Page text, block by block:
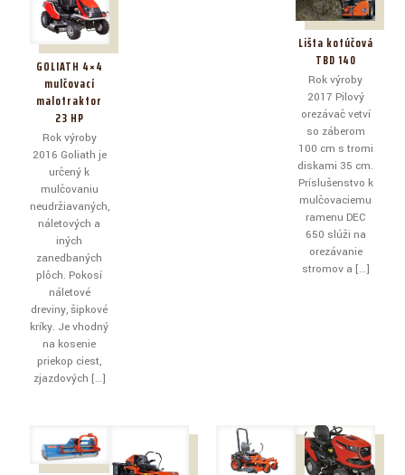
GOLIATH 4×4
mulčovací
malotraktor
23 HP
Rok výroby
2016 Goliath je
určený k
mulčovaniu
neudržiavaných,
náletových a
iných
zanedbaných
plôch. Pokosí
náletové
dreviny, šipkové
kríky. Je vhodný
na kosenie
priekop ciest,
zjazdových […]
Lišta kotúčová
TBD 140
Rok výroby
2017 Pilový
orezávač vetví
so záberom
100 cm s tromi
diskami 35 cm.
Príslušenstvo k
mulčovaciemu
ramenu DEC
650 slúži na
orezávanie
stromov a […]